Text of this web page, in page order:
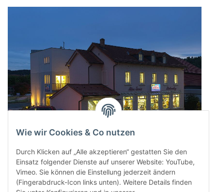
Wie wir Cookies & Co nutzen
Durch Klicken auf „Alle akzeptieren“ gestatten Sie den
Einsatz folgender Dienste auf unserer Website: YouTube,
Vimeo. Sie können die Einstellung jederzeit ändern
(Fingerabdruck-Icon links unten). Weitere Details finden